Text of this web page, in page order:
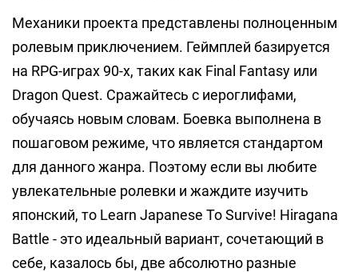
Механики проекта представлены полноценным
ролевым приключением. Геймплей базируется
на RPG-играх 90-х, таких как Final Fantasy или
Dragon Quest. Сражайтесь с иероглифами,
обучаясь новым словам. Боевка выполнена в
пошаговом режиме, что является стандартом
для данного жанра. Поэтому если вы любите
увлекательные ролевки и жаждите изучить
японский, то Learn Japanese To Survive! Hiragana
Battle - это идеальный вариант, сочетающий в
себе, казалось бы, две абсолютно разные